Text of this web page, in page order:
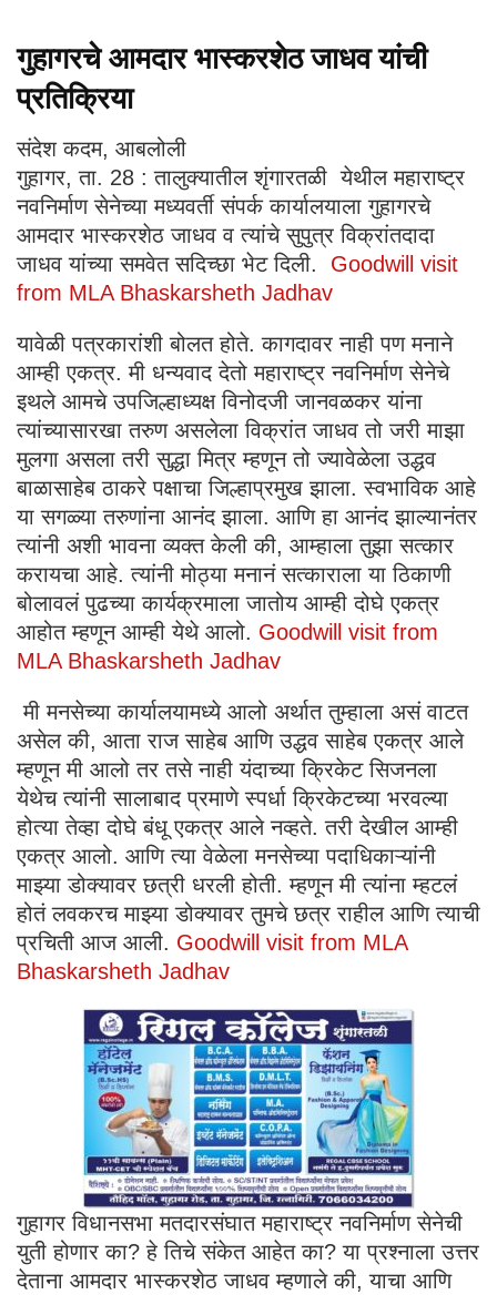
गुहागरचे आमदार भास्करशेठ जाधव यांची
प्रतिक्रिया
संदेश कदम, आबलोली
गुहागर, ता. 28 : तालुक्यातील शृंगारतळी येथील महाराष्ट्र
नवनिर्माण सेनेच्या मध्यवर्ती संपर्क कार्यालयाला गुहागरचे
आमदार भास्करशेठ जाधव व त्यांचे सुपुत्र विक्रांतदादा
जाधव यांच्या समवेत सदिच्छा भेट दिली. Goodwill visit
from MLA Bhaskarsheth Jadhav
यावेळी पत्रकारांशी बोलत होते. कागदावर नाही पण मनाने
आम्ही एकत्र. मी धन्यवाद देतो महाराष्ट्र नवनिर्माण सेनेचे
इथले आमचे उपजिल्हाध्यक्ष विनोदजी जानवळकर यांना
त्यांच्यासारखा तरुण असलेला विक्रांत जाधव तो जरी माझा
मुलगा असला तरी सुद्धा मित्र म्हणून तो ज्यावेळेला उद्धव
बाळासाहेब ठाकरे पक्षाचा जिल्हाप्रमुख झाला. स्वभाविक आहे
या सगळ्या तरुणांना आनंद झाला. आणि हा आनंद झाल्यानंतर
त्यांनी अशी भावना व्यक्त केली की, आम्हाला तुझा सत्कार
करायचा आहे. त्यांनी मोठ्या मनानं सत्काराला या ठिकाणी
बोलावलं पुढच्या कार्यक्रमाला जातोय आम्ही दोघे एकत्र
आहोत म्हणून आम्ही येथे आलो. Goodwill visit from
MLA Bhaskarsheth Jadhav
मी मनसेच्या कार्यालयामध्ये आलो अर्थात तुम्हाला असं वाटत
असेल की, आता राज साहेब आणि उद्धव साहेब एकत्र आले
म्हणून मी आलो तर तसे नाही यंदाच्या क्रिकेट सिजनला
येथेच त्यांनी सालाबाद प्रमाणे स्पर्धा क्रिकेटच्या भरवल्या
होत्या तेव्हा दोघे बंधू एकत्र आले नव्हते. तरी देखील आम्ही
एकत्र आलो. आणि त्या वेळेला मनसेच्या पदाधिकाऱ्यांनी
माझ्या डोक्यावर छत्री धरली होती. म्हणून मी त्यांना म्हटलं
होतं लवकरच माझ्या डोक्यावर तुमचे छत्र राहील आणि त्याची
प्रचिती आज आली. Goodwill visit from MLA
Bhaskarsheth Jadhav
गुहागर विधानसभा मतदारसंघात महाराष्ट्र नवनिर्माण सेनेची
युती होणार का? हे तिचे संकेत आहेत का? या प्रश्नाला उत्तर
देताना आमदार भास्करशेठ जाधव म्हणाले की, याचा आणि